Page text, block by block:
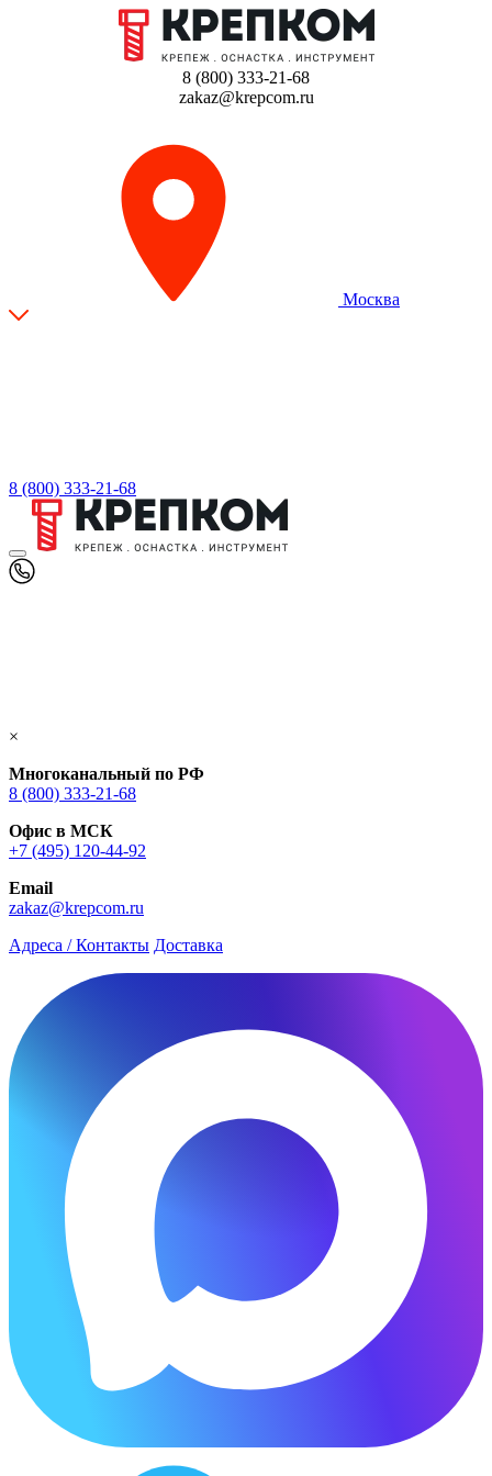
8 (800) 333-21-68
zakaz@krepcom.ru
Москва
8 (800) 333-21-68
×
Многоканальный по РФ
8 (800) 333‑21-68
Офис в МСК
+7 (495) 120-44-92
Email
zakaz@krepcom.ru
Адреса / Контакты Доставка